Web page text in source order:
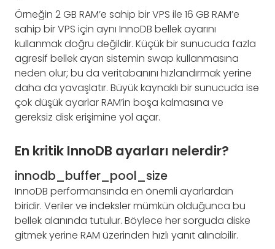
Örneğin 2 GB RAM’e sahip bir VPS ile 16 GB RAM’e
sahip bir VPS için aynı InnoDB bellek ayarını
kullanmak doğru değildir. Küçük bir sunucuda fazla
agresif bellek ayarı sistemin swap kullanmasına
neden olur; bu da veritabanını hızlandırmak yerine
daha da yavaşlatır. Büyük kaynaklı bir sunucuda ise
çok düşük ayarlar RAM’in boşa kalmasına ve
gereksiz disk erişimine yol açar.
En kritik InnoDB ayarları nelerdir?
innodb_buffer_pool_size
InnoDB performansında en önemli ayarlardan
biridir. Veriler ve indeksler mümkün olduğunca bu
bellek alanında tutulur. Böylece her sorguda diske
gitmek yerine RAM üzerinden hızlı yanıt alınabilir.